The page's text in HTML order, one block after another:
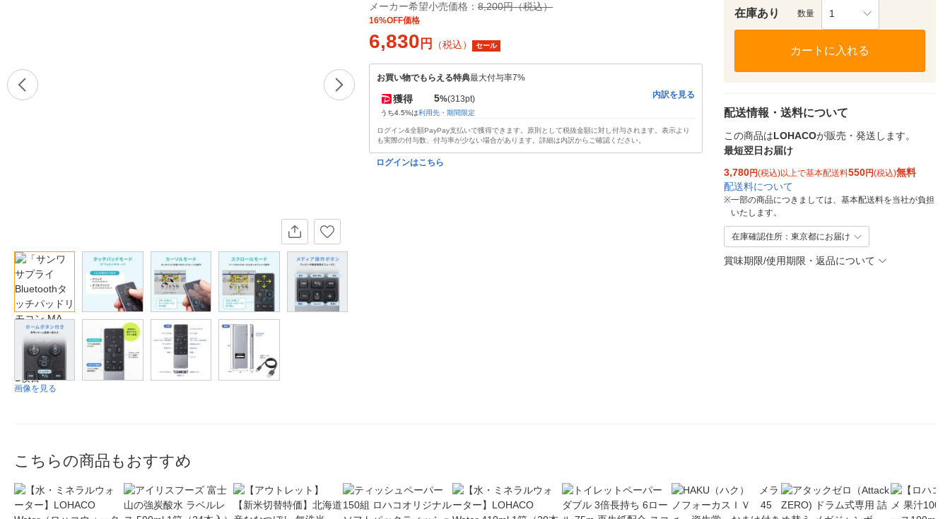
画像を見る
メーカー希望小売価格： 8,200円（税込）
16%OFF価格
6,830 円 （税込） セール
お買い物でもらえる特典最大付与率7%
獲得 5%(313pt)
うち4.5%は利用先・期間限定
内訳を見る
ログイン&全額PayPay支払いで獲得できます。原則として税抜金額に対し付与されます。表示より
も実際の付与数、付与率が少ない場合があります。詳細は内訳からご確認ください。
ログインはこちら
在庫あり 数量 1
カートに入れる
配送情報・送料について
この商品はLOHACOが販売・発送します。
最短翌日お届け
3,780円(税込)以上で基本配送料550円(税込)無料
配送料について
※一部の商品につきましては、基本配送料を当社が負担
いたします。
在庫確認住所：東京都にお届け
賞味期限/使用期限・返品について
こちらの商品もおすすめ